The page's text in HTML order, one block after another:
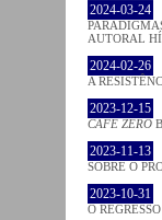
2024-03-24
AUTORAL
2024-02-26
A
2023-12-15
CAFE ZERO
2023-11-13
SOBRE O
2023-10-31
O